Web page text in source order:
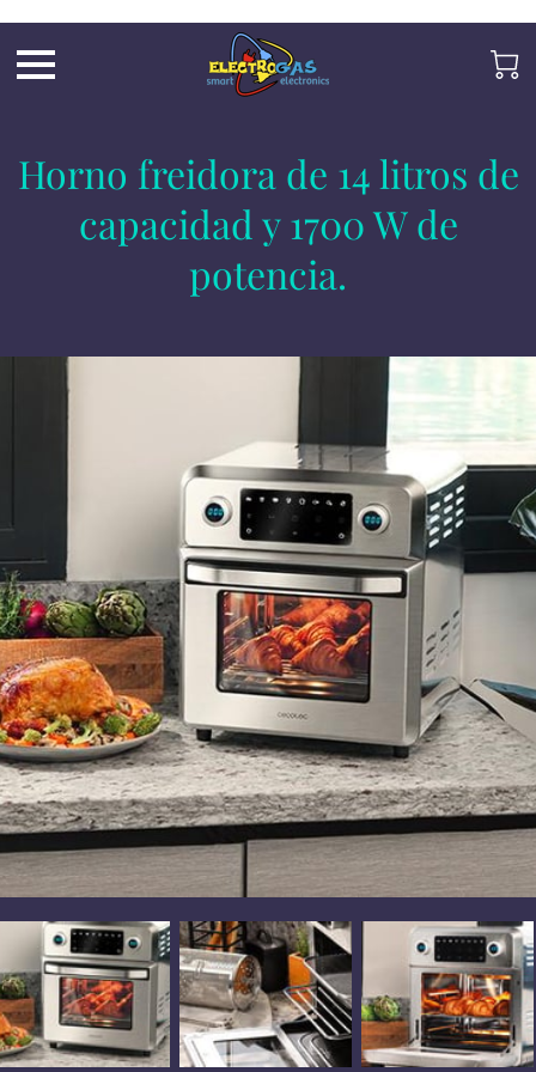
Horno freidora de 14 litros de
capacidad y 1700 W de
potencia.